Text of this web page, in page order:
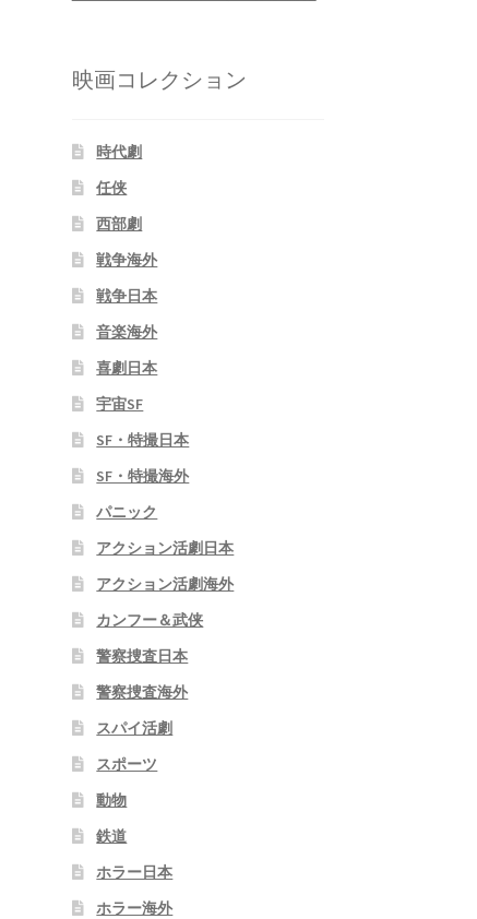
映画コレクション
時代劇
任侠
西部劇
戦争海外
戦争日本
音楽海外
喜劇日本
宇宙SF
SF・特撮日本
SF・特撮海外
パニック
アクション活劇日本
アクション活劇海外
カンフー＆武侠
警察捜査日本
警察捜査海外
スパイ活劇
スポーツ
動物
鉄道
ホラー日本
ホラー海外